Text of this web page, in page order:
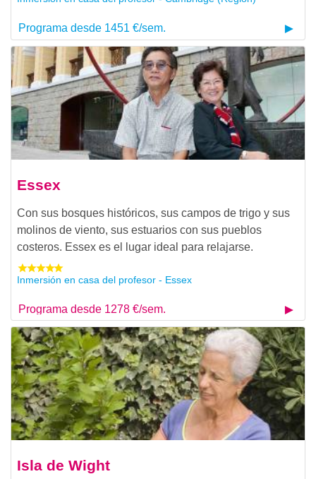
Programa desde 1451 €/sem.
Essex
Con sus bosques históricos, sus campos de trigo y sus
molinos de viento, sus estuarios con sus pueblos
costeros. Essex es el lugar ideal para relajarse.
Inmersión en casa del profesor - Essex
Programa desde 1278 €/sem.
Isla de Wight